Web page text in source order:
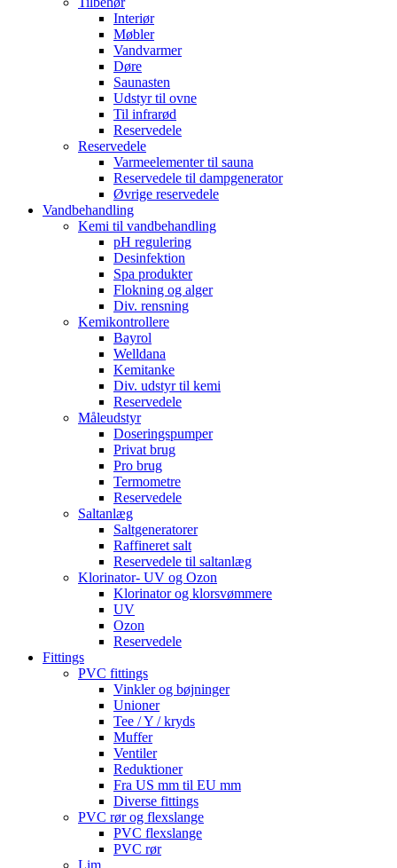
Interiør
Møbler
Vandvarmer
Døre
Saunasten
Udstyr til ovne
Til infrarød
Reservedele
Reservedele
Varmeelementer til sauna
Reservedele til dampgenerator
Øvrige reservedele
Vandbehandling
Kemi til vandbehandling
pH regulering
Desinfektion
Spa produkter
Flokning og alger
Div. rensning
Kemikontrollere
Bayrol
Welldana
Kemitanke
Div. udstyr til kemi
Reservedele
Måleudstyr
Doseringspumper
Privat brug
Pro brug
Termometre
Reservedele
Saltanlæg
Saltgeneratorer
Raffineret salt
Reservedele til saltanlæg
Klorinator- UV og Ozon
Klorinator og klorsvømmere
UV
Ozon
Reservedele
Fittings
PVC fittings
Vinkler og bøjninger
Unioner
Tee / Y / kryds
Muffer
Ventiler
Reduktioner
Fra US mm til EU mm
Diverse fittings
PVC rør og flexslange
PVC flexslange
PVC rør
Lim